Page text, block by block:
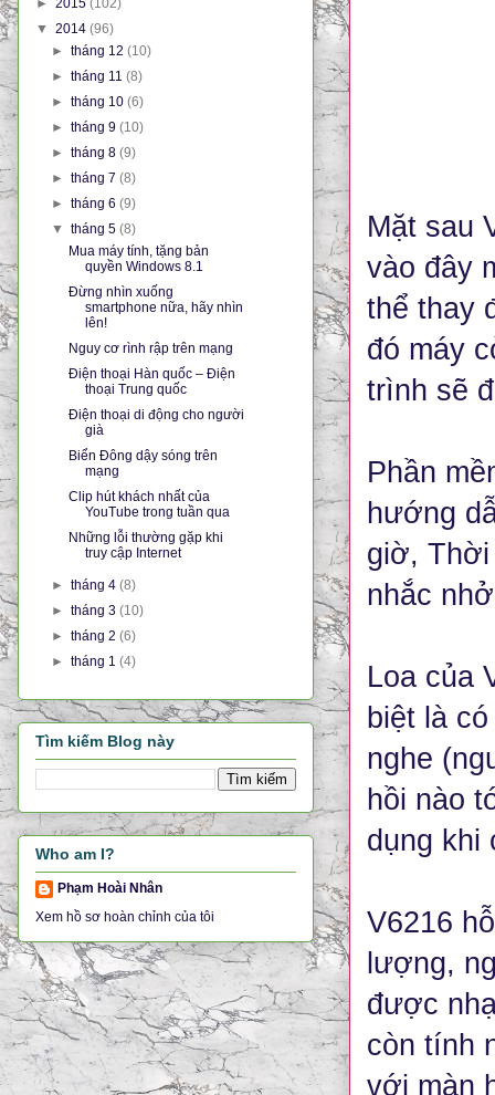
Mặt sau
vào đây
thể thay
đó máy
trình sẽ
Phần
hướng
giờ, Thời
nhắc
Loa của
biệt là
nghe
hồi nào
dụng khi
V6216
lượng,
được
còn tính
với màn
▼ 2014 (96)
►tháng 12(10)
►tháng 11(8)
►tháng 10(6)
►tháng 9(10)
►tháng 8(9)
►tháng 7(8)
►tháng 6(9)
▼tháng 5(8)
Mua máy tính, tặng bản
quyền Windows 8.1
Đừng nhìn xuống
smartphone nữa, hãy nhìn
lên!
Nguy cơ rình rập trên mạng
Điện thoại Hàn quốc – Điện
thoại Trung quốc
Điện thoại di động cho người
già
Biển Đông dậy sóng trên
mạng
Clip hút khách nhất của
YouTube trong tuần qua
Những lỗi thường gặp khi
truy cập Internet
►tháng 4(8)
►tháng 3(10)
►tháng 2(6)
►tháng 1(4)
Tìm kiếm Blog này
Who am I?
Phạm Hoài Nhân
Xem hồ sơ hoàn chỉnh của tôi